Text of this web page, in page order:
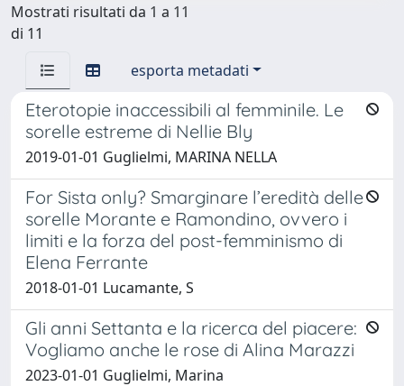
Mostrati risultati da 1 a 11
di 11
esporta metadati
Eterotopie inaccessibili al femminile. Le
sorelle estreme di Nellie Bly
2019-01-01 Guglielmi, MARINA NELLA
For Sista only? Smarginare l’eredità delle
sorelle Morante e Ramondino, ovvero i
limiti e la forza del post-femminismo di
Elena Ferrante
2018-01-01 Lucamante, S
Gli anni Settanta e la ricerca del piacere:
Vogliamo anche le rose di Alina Marazzi
2023-01-01 Guglielmi, Marina